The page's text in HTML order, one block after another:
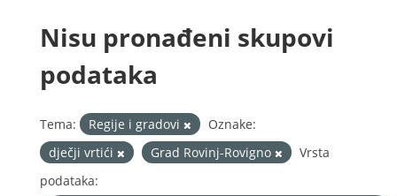
Nisu pronađeni skupovi
podataka
Tema: Regije i gradovi
Oznake:
dječji vrtići
Grad Rovinj-Rovigno
Vrsta
podataka: